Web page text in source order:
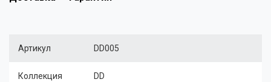
Артикул DD005
Коллекция DD